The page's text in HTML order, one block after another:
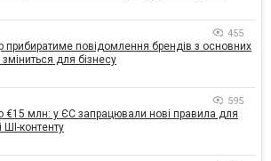
455
прибиратиме повідомлення брендів з основних
для бізнесу
595
€15 млн: у ЄС запрацювали нові правила для
ШІ-контенту